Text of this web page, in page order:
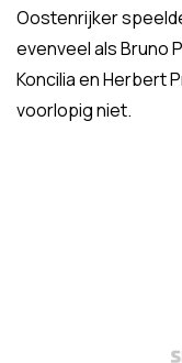
Oostenrijker
evenveel als Bruno
Koncilia en Herbert
voorlopig niet.